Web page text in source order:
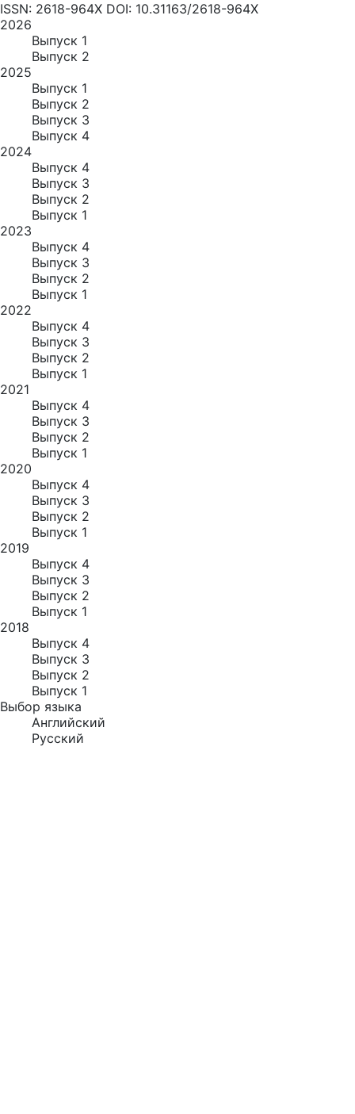
ISSN: 2618-964X DOI: 10.31163/2618-964X
2026
Выпуск 1
Выпуск 2
2025
Выпуск 1
Выпуск 2
Выпуск 3
Выпуск 4
2024
Выпуск 4
Выпуск 3
Выпуск 2
Выпуск 1
2023
Выпуск 4
Выпуск 3
Выпуск 2
Выпуск 1
2022
Выпуск 4
Выпуск 3
Выпуск 2
Выпуск 1
2021
Выпуск 4
Выпуск 3
Выпуск 2
Выпуск 1
2020
Выпуск 4
Выпуск 3
Выпуск 2
Выпуск 1
2019
Выпуск 4
Выпуск 3
Выпуск 2
Выпуск 1
2018
Выпуск 4
Выпуск 3
Выпуск 2
Выпуск 1
Выбор языка
Английский
Русский